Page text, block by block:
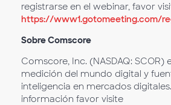
registrarse en el webinar, favor
https://www1.gotomeeting.com/
Sobre Comscore
Comscore, Inc. (NASDAQ: SCOR)
medición del mundo digital y
inteligencia en mercados
información favor visite